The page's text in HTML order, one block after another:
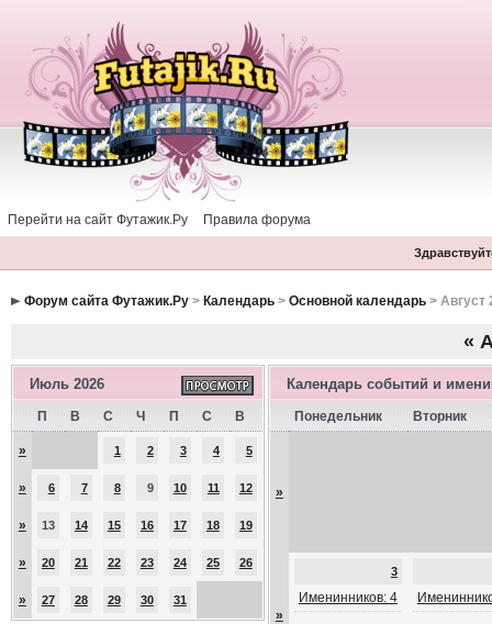
Перейти на сайт Футажик.Ру Правила форума
Форум сайта Футажик.Ру> Календарь> Основной календарь> Август
«
Июль 2026
П В С Ч П С В
» 1 2 3 4 5
» 6 7 8 9 10 11 12
» 13 14 15 16 17 18 19
» 20 21 22 23 24 25 26
» 27 28 29 30 31
Календарь событий и
Понедельник Вторник
»
»
3
Именинников: 4